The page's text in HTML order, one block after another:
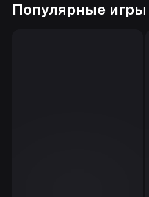
Популярные игры